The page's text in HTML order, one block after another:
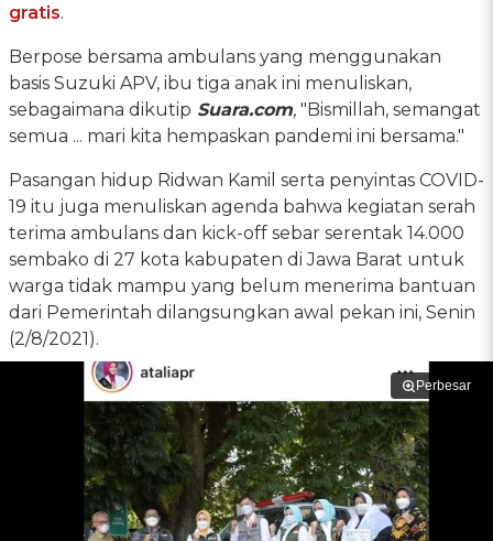
gratis.
Berpose bersama ambulans yang menggunakan
basis Suzuki APV, ibu tiga anak ini menuliskan,
sebagaimana dikutip Suara.com, "Bismillah, semangat
semua ... mari kita hempaskan pandemi ini bersama."
Pasangan hidup Ridwan Kamil serta penyintas COVID-
19 itu juga menuliskan agenda bahwa kegiatan serah
terima ambulans dan kick-off sebar serentak 14.000
sembako di 27 kota kabupaten di Jawa Barat untuk
warga tidak mampu yang belum menerima bantuan
dari Pemerintah dilangsungkan awal pekan ini, Senin
(2/8/2021).
Perbesar